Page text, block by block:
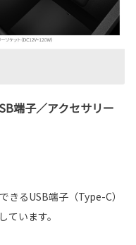
端子／アクセサリー
きるUSB端子（Type-C）
ています。